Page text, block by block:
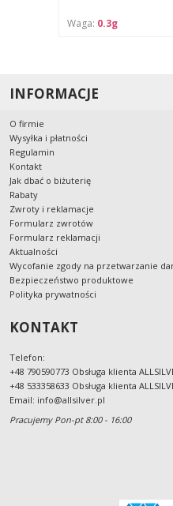
Waga: 0.3g
INFORMACJE
O firmie
Wysyłka i płatności
Regulamin
Kontakt
Jak dbać o biżuterię
Rabaty
Zwroty i reklamacje
Formularz zwrotów
Formularz reklamacji
Aktualności
Wycofanie zgody na przetwarzanie
Bezpieczeństwo produktowe
Polityka prywatności
KONTAKT
Telefon:
+48 790590773 Obsługa klienta
+48 533358633 Obsługa klienta
Email: info@allsilver.pl
Pracujemy Pon-pt 8:00 - 16:00